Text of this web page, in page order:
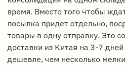
время. Вместо того чтобы
посылка придет отдельно,
товары в одну отправку. Это
доставки из Китая на 3-7 дней
дешевле, чем несколько